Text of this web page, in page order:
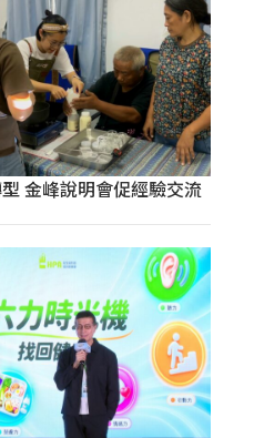
金峰說明會促經驗交流